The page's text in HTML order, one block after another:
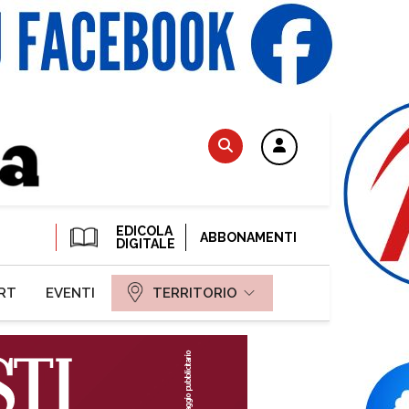
EDICOLA
DIGITALE
ABBONAMENTI
EVENTI TERRITORIO